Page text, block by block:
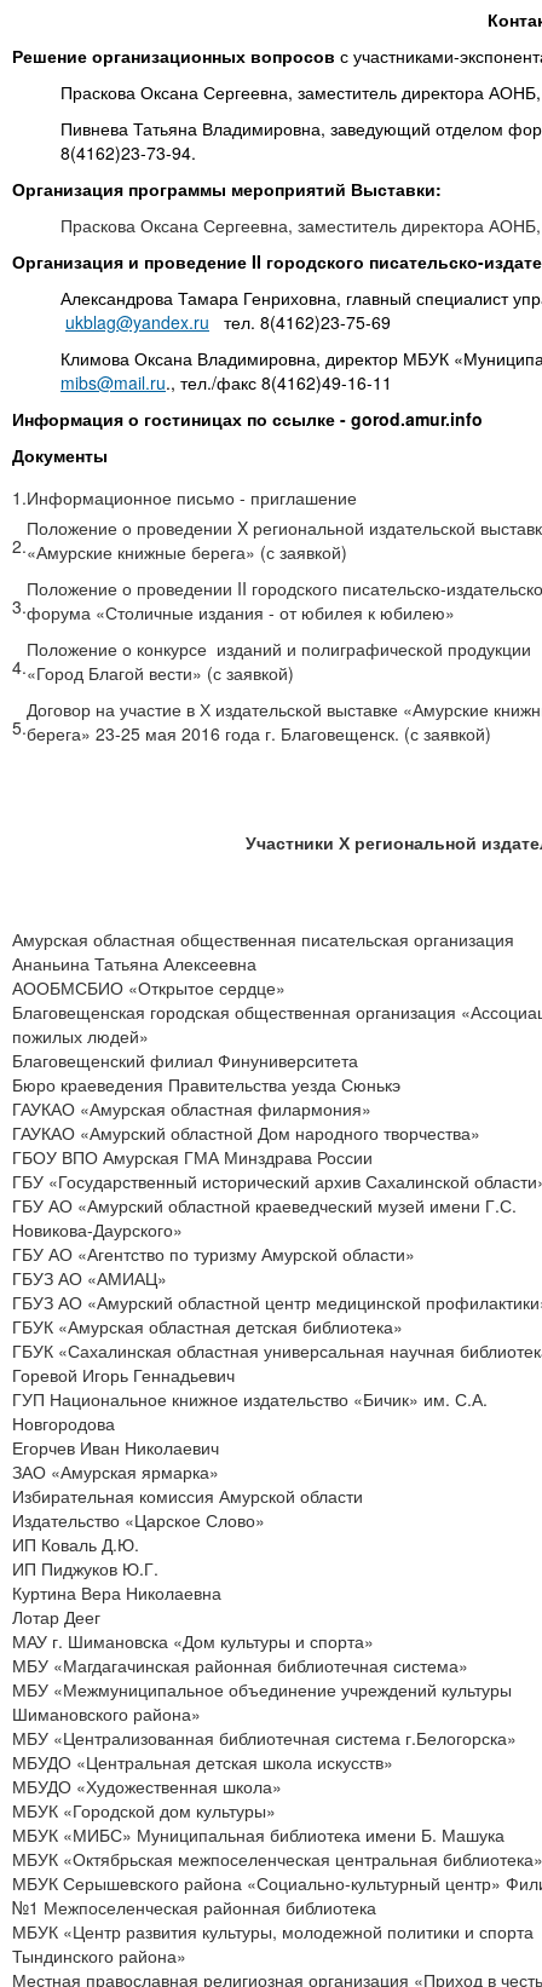
Решение организационных вопросов с участниками-
Праскова Оксана Сергеевна, заместитель директора
Пивнева Татьяна Владимировна, заведующий отделом
8(4162)23-73-94.
Организация программы мероприятий Выставки:
Праскова Оксана Сергеевна, заместитель директора
Организация и проведение II городского писательско-
Александрова Тамара Генриховна, главный специалист
ukblag@yandex.ru тел. 8(4162)23-75-69
Климова Оксана Владимировна, директор МБУК
mibs@mail.ru., тел./факс 8(4162)49-16-11
Информация о гостиницах по ссылке - gorod.amur.info
Документы
1.Информационное письмо - приглашение
2.
Положение о проведении X региональной издательской
«Амурские книжные берега» (с заявкой)
3.
Положение о проведении II городского писательско-
форума «Столичные издания - от юбилея к юбилею»
4.
Положение о конкурсе изданий и полиграфической продукции
«Город Благой вести» (с заявкой)
5.
Договор на участие в Х издательской выставке «Амурские
берега» 23-25 мая 2016 года г. Благовещенск. (с заявкой)
Участники Х региональной
Амурская областная общественная писательская организация
Ананьина Татьяна Алексеевна
АООБМСБИО «Открытое сердце»
Благовещенская городская общественная организация
пожилых людей»
Благовещенский филиал Финуниверситета
Бюро краеведения Правительства уезда Сюнькэ
ГАУКАО «Амурская областная филармония»
ГАУКАО «Амурский областной Дом народного творчества»
ГБОУ ВПО Амурская ГМА Минздрава России
ГБУ «Государственный исторический архив Сахалинской
ГБУ АО «Амурский областной краеведческий музей имени Г.С.
Новикова-Даурского»
ГБУ АО «Агентство по туризму Амурской области»
ГБУЗ АО «АМИАЦ»
ГБУЗ АО «Амурский областной центр медицинской
ГБУК «Амурская областная детская библиотека»
ГБУК «Сахалинская областная универсальная научная
Горевой Игорь Геннадьевич
ГУП Национальное книжное издательство «Бичик» им. С.А.
Новгородова
Егорчев Иван Николаевич
ЗАО «Амурская ярмарка»
Избирательная комиссия Амурской области
Издательство «Царское Слово»
ИП Коваль Д.Ю.
ИП Пиджуков Ю.Г.
Куртина Вера Николаевна
Лотар Деег
МАУ г. Шимановска «Дом культуры и спорта»
МБУ «Магдагачинская районная библиотечная система»
МБУ «Межмуниципальное объединение учреждений культуры
Шимановского района»
МБУ «Централизованная библиотечная система г.Белогорска»
МБУДО «Центральная детская школа искусств»
МБУДО «Художественная школа»
МБУК «Городской дом культуры»
МБУК «МИБС» Муниципальная библиотека имени Б. Машука
МБУК «Октябрьская межпоселенческая центральная библиотека»
МБУК Серышевского района «Социально-культурный центр»
№1 Межпоселенческая районная библиотека
МБУК «Центр развития культуры, молодежной политики и спорта
Тындинского района»
Местная православная религиозная организация «Приход в честь